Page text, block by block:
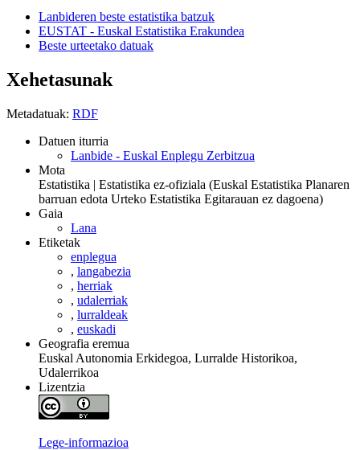
Lanbideren beste estatistika batzuk
EUSTAT - Euskal Estatistika Erakundea
Beste urteetako datuak
Xehetasunak
Metadatuak: RDF
Datuen iturria
Lanbide - Euskal Enplegu Zerbitzua
Mota
Estatistika | Estatistika ez-ofiziala (Euskal Estatistika Planaren
barruan edota Urteko Estatistika Egitarauan ez dagoena)
Gaia
Lana
Etiketak
enplegua
, langabezia
, herriak
, udalerriak
, lurraldeak
, euskadi
Geografia eremua
Euskal Autonomia Erkidegoa, Lurralde Historikoa,
Udalerrikoa
Lizentzia
Lege-informazioa